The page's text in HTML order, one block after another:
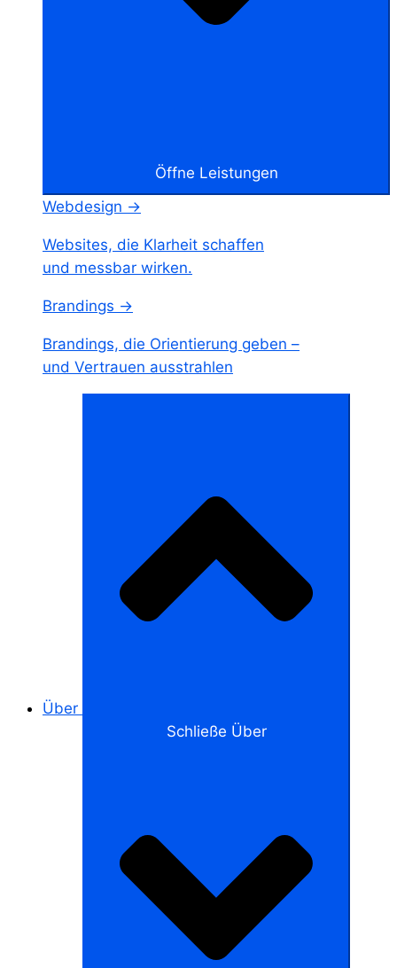
Öffne Leistungen
Webdesign →
Websites, die Klarheit schaffen
und messbar wirken.
Brandings →
Brandings, die Orientierung geben –
und Vertrauen ausstrahlen
Über
Schließe Über